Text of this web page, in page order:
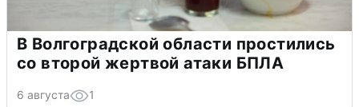
В Волгоградской области простились
со второй жертвой атаки БПЛА
6 августа 1